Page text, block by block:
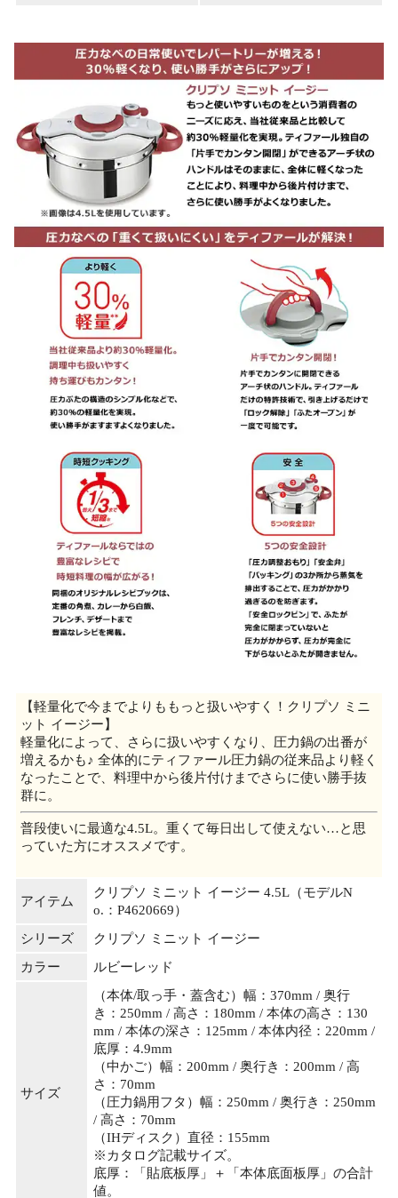
【軽量化で今までよりももっと扱いやすく！クリプソ ミニ
ット イージー】
軽量化によって、さらに扱いやすくなり、圧力鍋の出番が
増えるかも♪ 全体的にティファール圧力鍋の従来品より軽く
なったことで、料理中から後片付けまでさらに使い勝手抜
群に。
普段使いに最適な4.5L。重くて毎日出して使えない…と思
っていた方にオススメです。
アイテム
クリプソ ミニット イージー 4.5L（モデルN
o.：P4620669）
シリーズ
クリプソ ミニット イージー
カラー
ルビーレッド
サイズ
（本体/取っ手・蓋含む）幅：370mm / 奥行
き：250mm / 高さ：180mm / 本体の高さ：130
mm / 本体の深さ：125mm / 本体内径：220mm /
底厚：4.9mm
（中かご）幅：200mm / 奥行き：200mm / 高
さ：70mm
（圧力鍋用フタ）幅：250mm / 奥行き：250mm
/ 高さ：70mm
（IHディスク）直径：155mm
※カタログ記載サイズ。
底厚：「貼底板厚」＋「本体底面板厚」の合計
値。